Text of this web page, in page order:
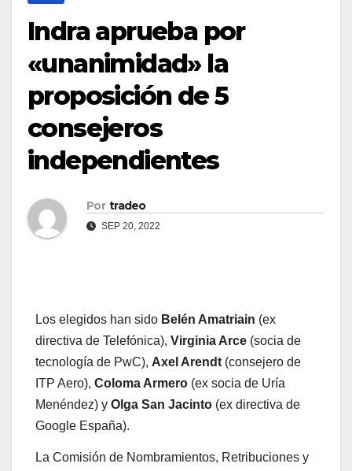
Indra aprueba por
«unanimidad» la
proposición de 5
consejeros
independientes
Por tradeo
SEP 20, 2022
Los elegidos han sido Belén Amatriain (ex
directiva de Telefónica), Virginia Arce (socia de
tecnología de PwC), Axel Arendt (consejero de
ITP Aero), Coloma Armero (ex socia de Uría
Menéndez) y Olga San Jacinto (ex directiva de
Google España).
La Comisión de Nombramientos, Retribuciones y